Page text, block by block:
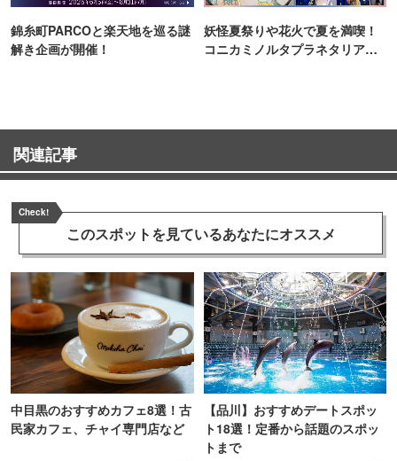
錦糸町PARCOと楽天地を巡る謎
解き企画が開催！
妖怪夏祭りや花火で夏を満喫！
コニカミノルタプラネタリア
関連記事
Check!
このスポットを見ているあなたにオススメ
中目黒のおすすめカフェ8選！古
民家カフェ、チャイ専門店など
【品川】おすすめデートスポッ
ト18選！定番から話題のスポッ
トまで